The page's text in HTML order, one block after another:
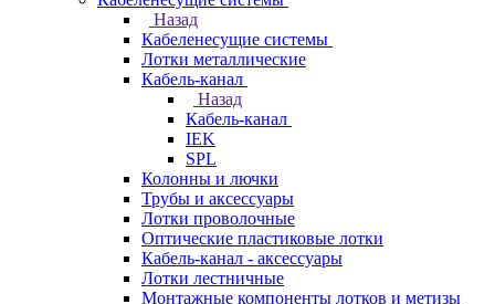
Назад
Кабеленесущие системы
Лотки металлические
Кабель-канал
Назад
Кабель-канал
IEK
SPL
Колонны и лючки
Трубы и аксессуары
Лотки проволочные
Оптические пластиковые лотки
Кабель-канал - аксессуары
Лотки лестничные
Монтажные компоненты лотков и метизы